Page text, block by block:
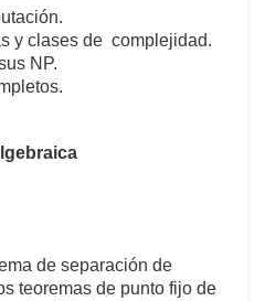
y clases de complejidad.
NP.
de separación de
teoremas de punto fijo de